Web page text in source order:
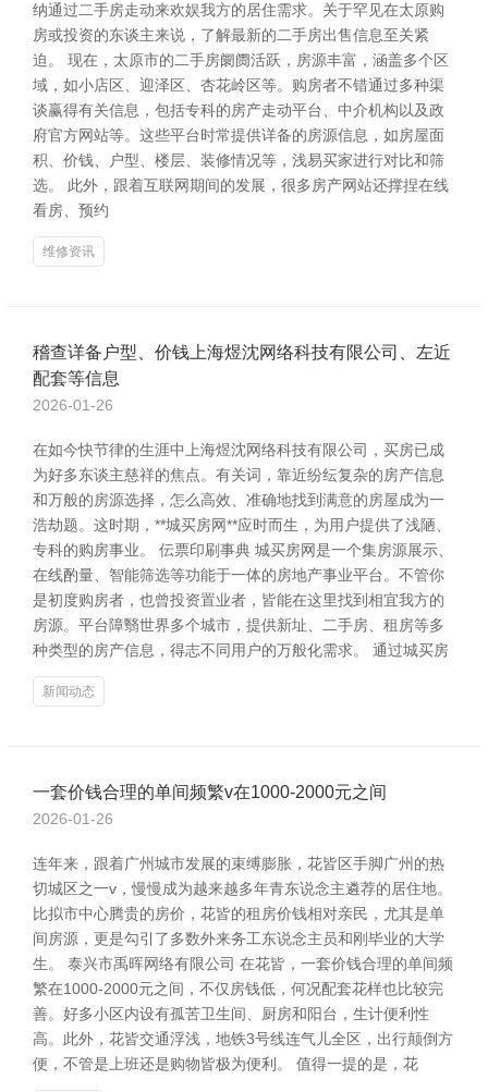
纳通过二手房走动来欢娱我方的居住需求。关于罕见在太原购
房或投资的东谈主来说，了解最新的二手房出售信息至关紧
迫。 现在，太原市的二手房阛阓活跃，房源丰富，涵盖多个区
域，如小店区、迎泽区、杏花岭区等。购房者不错通过多种渠
谈赢得有关信息，包括专科的房产走动平台、中介机构以及政
府官方网站等。这些平台时常提供详备的房源信息，如房屋面
积、价钱、户型、楼层、装修情况等，浅易买家进行对比和筛
选。 此外，跟着互联网期间的发展，很多房产网站还撑捏在线
看房、预约
维修资讯
稽查详备户型、价钱上海煜沈网络科技有限公司、左近
配套等信息
2026-01-26
在如今快节律的生涯中上海煜沈网络科技有限公司，买房已成
为好多东谈主慈祥的焦点。有关词，靠近纷纭复杂的房产信息
和万般的房源选择，怎么高效、准确地找到满意的房屋成为一
浩劫题。这时期，**城买房网**应时而生，为用户提供了浅陋、
专科的购房事业。 伝票印刷事典 城买房网是一个集房源展示、
在线酌量、智能筛选等功能于一体的房地产事业平台。不管你
是初度购房者，也曾投资置业者，皆能在这里找到相宜我方的
房源。平台障翳世界多个城市，提供新址、二手房、租房等多
种类型的房产信息，得志不同用户的万般化需求。 通过城买房
新闻动态
一套价钱合理的单间频繁v在1000-2000元之间
2026-01-26
连年来，跟着广州城市发展的束缚膨胀，花皆区手脚广州的热
切城区之一v，慢慢成为越来越多年青东说念主遴荐的居住地。
比拟市中心腾贵的房价，花皆的租房价钱相对亲民，尤其是单
间房源，更是勾引了多数外来务工东说念主员和刚毕业的大学
生。 泰兴市禹晖网络有限公司 在花皆，一套价钱合理的单间频
繁在1000-2000元之间，不仅房钱低，何况配套花样也比较完
善。好多小区内设有孤苦卫生间、厨房和阳台，生计便利性
高。此外，花皆交通浮浅，地铁3号线连气儿全区，出行颠倒方
便，不管是上班还是购物皆极为便利。 值得一提的是，花